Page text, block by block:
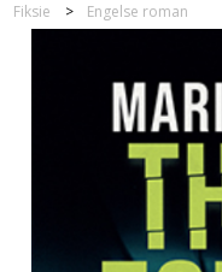
Fiksie Engelse roman